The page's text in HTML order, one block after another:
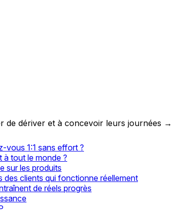
de dériver et à concevoir leurs journées →
vous 1:1 sans effort ?
à tout le monde ?
sur les produits
des clients qui fonctionne réellement
de réels progrès